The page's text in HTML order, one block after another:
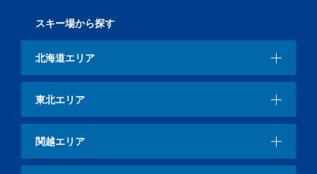
スキー場から探す
北海道エリア
東北エリア
関越エリア